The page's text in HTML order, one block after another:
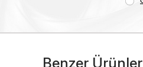
Benzer Ürünler